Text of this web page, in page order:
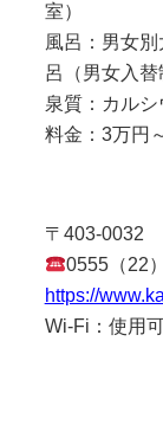
室）
風呂：男女
呂（男女入替
泉質：カル
料金：3万円
〒403-0032
0555（22
https://
Wi-Fi：使用